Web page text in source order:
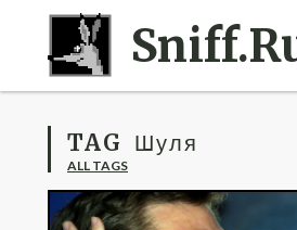
TAG Шуля
ALL TAGS